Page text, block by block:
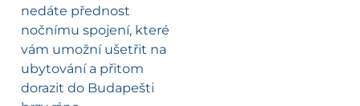
nedáte přednost
nočnímu spojení, které
vám umožní ušetřit na
ubytování a přitom
dorazit do Budapešti